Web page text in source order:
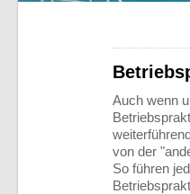
Auch wenn
von der
So führen